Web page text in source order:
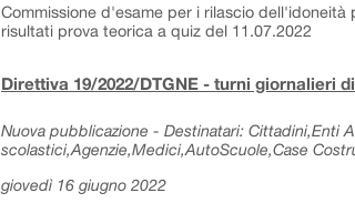
Commissione d'esame per i rilascio
risultati prova teorica a quiz del 11.07.2022
Direttiva 19/2022/DTGNE - turni giornalieri
Nuova pubblicazione - Destinatari: Cittadini,Enti
scolastici,Agenzie,Medici,AutoScuole,Case
giovedì 16 giugno 2022